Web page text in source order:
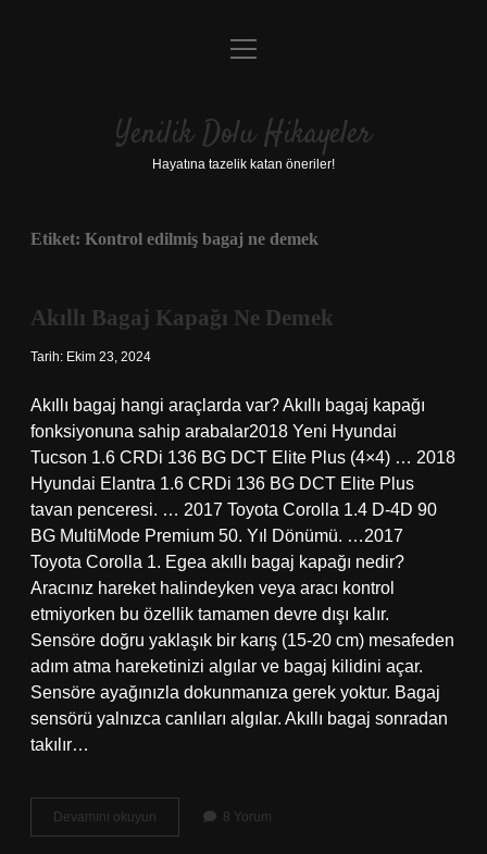
Anasayfa
Yasal Uyarı
menüyü
Yenilik Dolu Hikayeler
Hayatına tazelik katan öneriler!
Etiket: Kontrol edilmiş bagaj ne demek
Akıllı Bagaj Kapağı Ne Demek
Tarih: Ekim 23, 2024
Akıllı bagaj hangi araçlarda var? Akıllı bagaj kapağı
fonksiyonuna sahip arabalar2018 Yeni Hyundai
Tucson 1.6 CRDi 136 BG DCT Elite Plus (4×4) … 2018
Hyundai Elantra 1.6 CRDi 136 BG DCT Elite Plus
tavan penceresi. … 2017 Toyota Corolla 1.4 D-4D 90
BG MultiMode Premium 50. Yıl Dönümü. …2017
Toyota Corolla 1. Egea akıllı bagaj kapağı nedir?
Aracınız hareket halindeyken veya aracı kontrol
etmiyorken bu özellik tamamen devre dışı kalır.
Sensöre doğru yaklaşık bir karış (15-20 cm) mesafeden
adım atma hareketinizi algılar ve bagaj kilidini açar.
Sensöre ayağınızla dokunmanıza gerek yoktur. Bagaj
sensörü yalnızca canlıları algılar. Akıllı bagaj sonradan
takılır…
Devamını okuyun
Bagaj
8 Yorum